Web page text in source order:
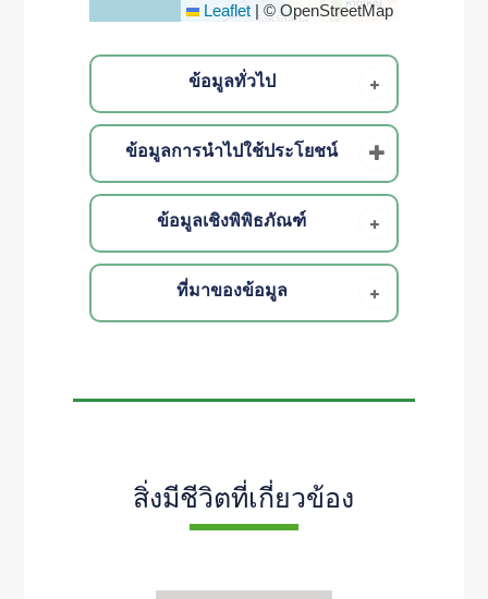
Leaflet | © OpenStreetMap
ข้อมูลทั่วไป
ข้อมูลการนำไปใช้ประโยชน์
ข้อมูลเชิงพิพิธภัณฑ์
ที่มาของข้อมูล
สิ่งมีชีวิตที่เกี่ยวข้อง